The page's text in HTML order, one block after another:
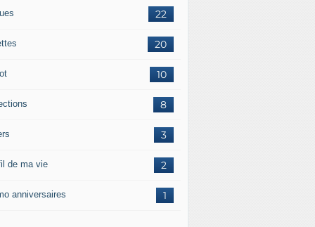
22
20
10
8
3
2
de ma vie
1
anniversaires